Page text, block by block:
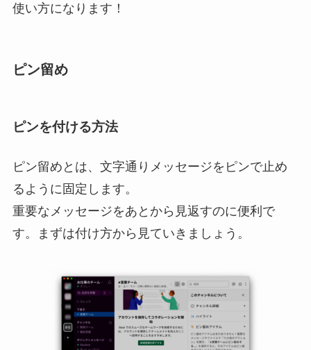
使い方になります！
ピン留め
ピンを付ける方法
ピン留めとは、文字通りメッセージをピンで止め
るように固定します。
重要なメッセージをあとから見返すのに便利で
す。まずは付け方から見ていきましょう。